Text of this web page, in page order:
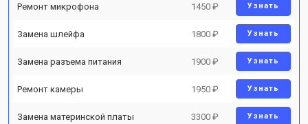
Ремонт микрофона 1450 ₽ Узнать
Замена шлейфа 1800 ₽ Узнать
Замена разъема питания 1900 ₽ Узнать
Ремонт камеры 1950 ₽ Узнать
Замена материнской платы 3300 ₽ Узнать